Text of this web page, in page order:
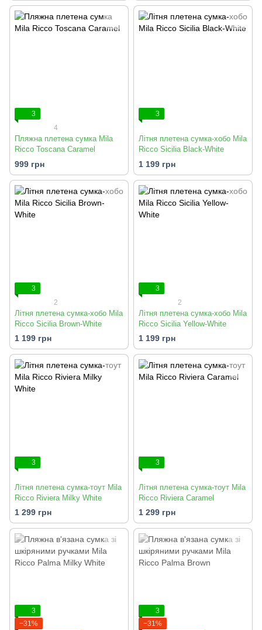
3
4
Пляжна плетена сумка Mila
Ricco Toscana Caramel
999 грн
3
Літня плетена сумка-хобо Mila
Ricco Sicilia Black-White
1 199 грн
3
2
Літня плетена сумка-хобо Mila
Ricco Sicilia Brown-White
1 199 грн
3
2
Літня плетена сумка-хобо Mila
Ricco Sicilia Yellow-White
1 199 грн
3
Літня плетена сумка-тоут Mila
Ricco Riviera Milky White
1 299 грн
3
Літня плетена сумка-тоут Mila
Ricco Riviera Caramel
1 299 грн
3
−31%
3
−31%